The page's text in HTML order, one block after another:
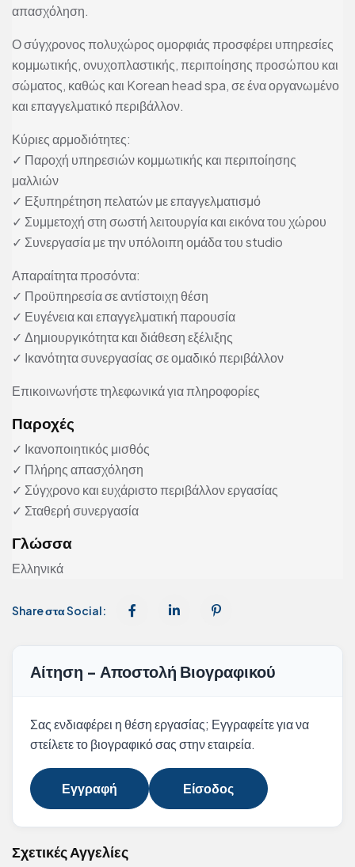
απασχόληση.
Ο σύγχρονος πολυχώρος ομορφιάς προσφέρει υπηρεσίες
κομμωτικής, ονυχοπλαστικής, περιποίησης προσώπου και
σώματος, καθώς και Korean head spa, σε ένα οργανωμένο
και επαγγελματικό περιβάλλον.
Κύριες αρμοδιότητες:
✓ Παροχή υπηρεσιών κομμωτικής και περιποίησης
μαλλιών
✓ Εξυπηρέτηση πελατών με επαγγελματισμό
✓ Συμμετοχή στη σωστή λειτουργία και εικόνα του χώρου
✓ Συνεργασία με την υπόλοιπη ομάδα του studio
Απαραίτητα προσόντα:
✓ Προϋπηρεσία σε αντίστοιχη θέση
✓ Ευγένεια και επαγγελματική παρουσία
✓ Δημιουργικότητα και διάθεση εξέλιξης
✓ Ικανότητα συνεργασίας σε ομαδικό περιβάλλον
Επικοινωνήστε τηλεφωνικά για πληροφορίες
Παροχές
✓ Ικανοποιητικός μισθός
✓ Πλήρης απασχόληση
✓ Σύγχρονο και ευχάριστο περιβάλλον εργασίας
✓ Σταθερή συνεργασία
Γλώσσα
Ελληνικά
Share στα Social:
Αίτηση - Αποστολή Βιογραφικού
Σας ενδιαφέρει η θέση εργασίας; Εγγραφείτε για να
στείλετε το βιογραφικό σας στην εταιρεία.
Εγγραφή Είσοδος
Σχετικές Αγγελίες